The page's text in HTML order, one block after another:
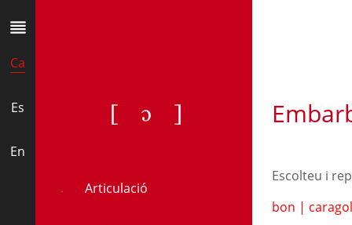
Ca
Es
En
[ɔ]
Articulació
Escolteu i
bon | caragol